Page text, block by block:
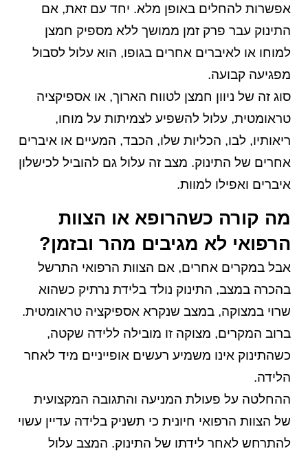
אפשרות להחלים באופן מלא. יחד עם זאת, אם
התינוק עבר פרק זמן ממושך ללא מספיק חמצן
למוחו או לאיברים אחרים בגופו, הוא עלול לסבול
מפגיעה קבועה.
סוג זה של ניוון חמצן לטווח הארוך, או אספיקציה
טראומטית, עלול להשפיע לצמיתות על מוחו,
ריאותיו, לבו, הכליות שלו, הכבד, המעיים או איברים
אחרים של התינוק. מצב זה עלול גם להוביל לכישלון
איברים ואפילו למוות.
מה קורה כשהרופא או הצוות
הרפואי לא מגיבים מהר ובזמן?
אבל במקרים אחרים, אם הצוות הרפואי התרשל
בהכרה במצב, התינוק נולד בלידת נרתיק כשהוא
שרוי במצוקה, במצב שנקרא אספיקציה טראומטית.
ברוב המקרים, מצוקה זו מובילה ללידה שקטה,
כשהתינוק אינו משמיע רעשים אופייניים מיד לאחר
הלידה.
ההחלטה על פעולת המניעה והתגובה המקצועית
של הצוות הרפואי חיונית כי תשניק בלידה עדיין עשוי
להתרחש לאחר לידתו של התינוק. המצב עלול